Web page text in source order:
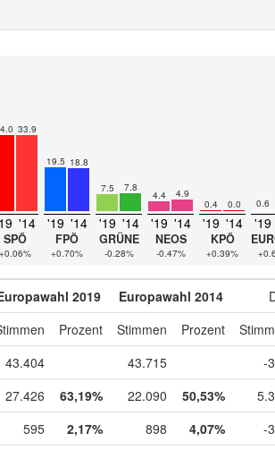
33.9
'14
SPÖ
+0.06%
19.5 18.8
'19 '14
FPÖ
+0.70%
7.5 7.8
'19 '14
GRÜNE
-0.28%
4.4 4.9
'19 '14
NEOS
-0.47%
0.4 0.0
'19 '14
KPÖ
+0.39%
0.6
'19
2019 Europawahl 2014
Prozent Stimmen Prozent
43.404 43.715
-
27.426 63,19% 22.090 50,53%
595 2,17% 898 4,07%
-